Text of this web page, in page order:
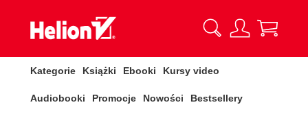
Kategorie Książki Ebooki Kursy video
Audiobooki Promocje Nowości Bestsellery